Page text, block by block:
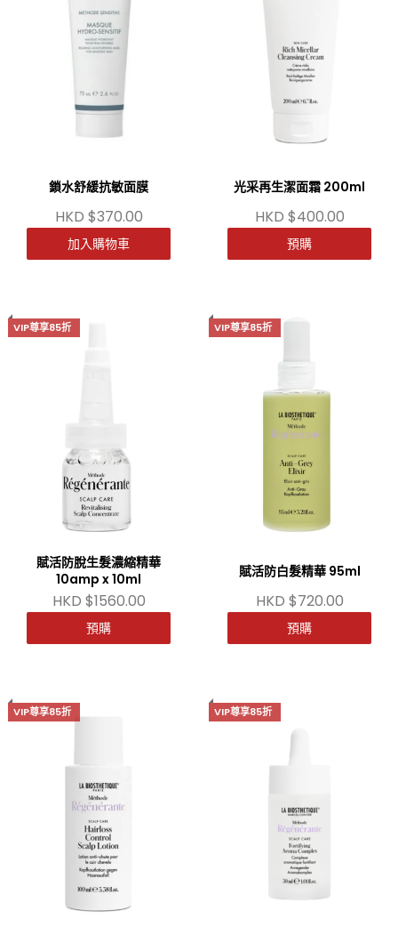
鎖水舒緩抗敏面膜
HKD $370.00
加入購物車
光采再生潔面霜 200ml
HKD $400.00
預購
VIP尊享85折
賦活防脫生髮濃縮精華
10amp x 10ml
HKD $1560.00
預購
VIP尊享85折
賦活防白髮精華 95ml
HKD $720.00
預購
VIP尊享85折 VIP尊享85折